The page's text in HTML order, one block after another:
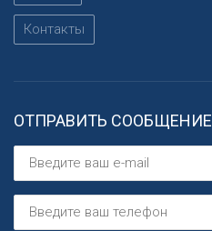
Контакты
ОТПРАВИТЬ СООБЩЕНИЕ